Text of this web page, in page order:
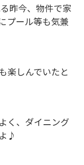
昨今、物件で家
プール等も気兼
楽しんでいたと
く、ダイニング
♪